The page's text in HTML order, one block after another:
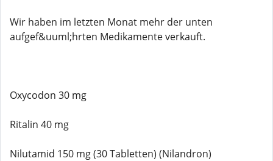
Wir haben im letzten Monat mehr der unten
aufgef&uuml;hrten Medikamente verkauft.
Oxycodon 30 mg
Ritalin 40 mg
Nilutamid 150 mg (30 Tabletten) (Nilandron)